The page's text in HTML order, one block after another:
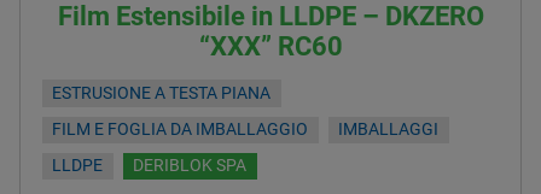
Film Estensibile in LLDPE – DKZERO
“XXX” RC60
ESTRUSIONE A TESTA PIANA
FILM E FOGLIA DA IMBALLAGGIO
IMBALLAGGI
LLDPE
DERIBLOK SPA